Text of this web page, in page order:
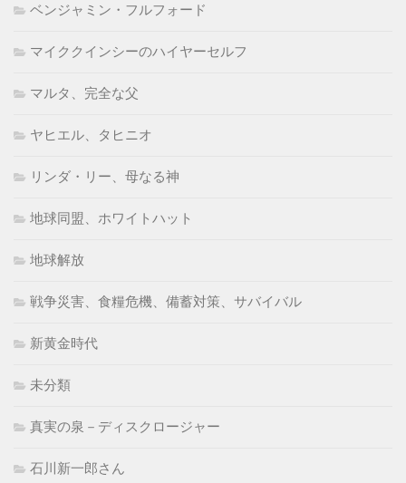
ベンジャミン・フルフォード
マイククインシーのハイヤーセルフ
マルタ、完全な父
ヤヒエル、タヒニオ
リンダ・リー、母なる神
地球同盟、ホワイトハット
地球解放
戦争災害、食糧危機、備蓄対策、サバイバル
新黄金時代
未分類
真実の泉－ディスクロージャー
石川新一郎さん